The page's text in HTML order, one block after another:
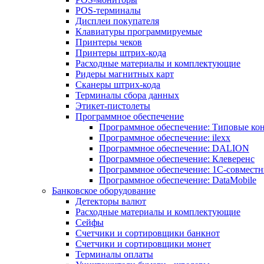
POS-терминалы
Дисплеи покупателя
Клавиатуры программируемые
Принтеры чеков
Принтеры штрих-кода
Расходные материалы и комплектующие
Ридеры магнитных карт
Сканеры штрих-кода
Терминалы сбора данных
Этикет-пистолеты
Программное обеспечение
Программное обеспечение: Типовые
Программное обеспечение: ilexx
Программное обеспечение: DALION
Программное обеспечение: Клеверенс
Программное обеспечение: 1С-
Программное обеспечение: DataMobile
Банковское оборудование
Детекторы валют
Расходные материалы и комплектующие
Сейфы
Счетчики и сортировщики банкнот
Счетчики и сортировщики монет
Терминалы оплаты